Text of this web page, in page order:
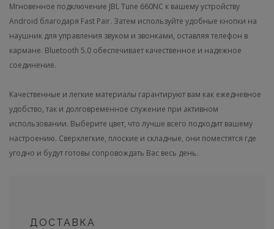
Мгновенное подключение JBL Tune 660NC к вашему устройству
Android благодаря Fast Pair. Затем используйте удобные кнопки на
наушник для управления звуком и звонками, оставляя телефон в
кармане. Bluetooth 5.0 обеспечивает качественное и надежное
соединение.
Качественные и легкие материалы гарантируют вам как ежедневное
удобство, так и долговременное служение при активном
использовании. Выберите цвет, что лучше всего подходит вашему
настроению. Сверхлегкие, плоские и складные, они поместятся где
угодно и будут готовы сопровождать Вас весь день.
ДОСТАВКА